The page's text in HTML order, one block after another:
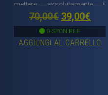
mettere assolutamente il
deleterio supporto fra
carburatore e motore. Per
ogni carburatore occorrono
2 pezzi.
70,00€ Il
prezzo
originale
39,00€
DISPONIBILE
AGGIUNGI AL CARRELLO